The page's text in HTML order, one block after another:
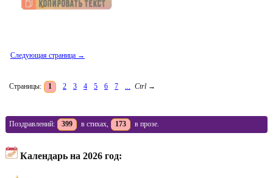
Следующая страница →
Страницы: 1 2 3 4 5 6 7 ... Ctrl →
Поздравлений: 399 в стихах, 173 в прозе.
Календарь на 2026 год: